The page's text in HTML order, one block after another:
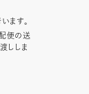
ます。
便の送
ししま